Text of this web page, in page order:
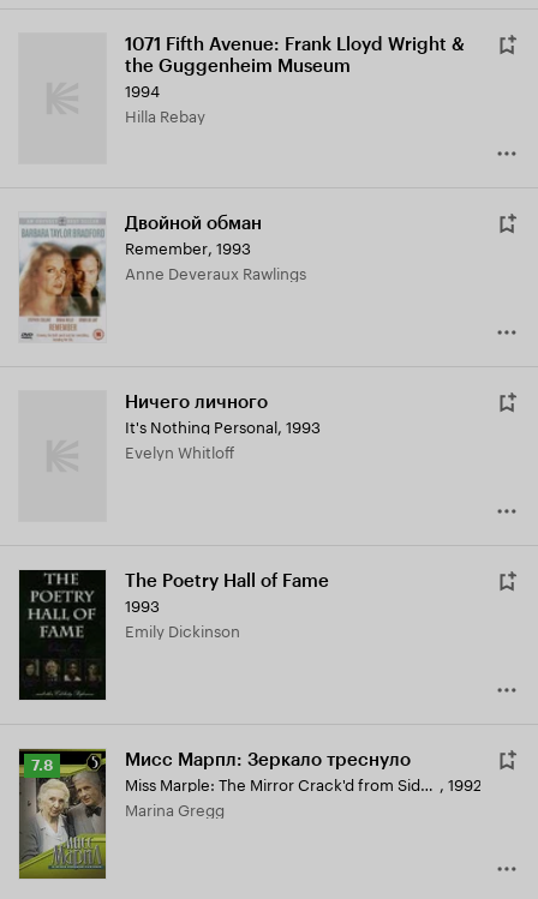
1071 Fifth Avenue: Frank Lloyd Wright &
the Guggenheim Museum
1994
Hilla Rebay
Двойной обман
Remember, 1993
Anne Deveraux Rawlings
Ничего личного
It's Nothing Personal, 1993
Evelyn Whitloff
The Poetry Hall of Fame
1993
Emily Dickinson
Рейтинг
Кинопоиска
7.8
7.8 Мисс Марпл: Зеркало треснуло
Miss Marple: The Mirror Crack'd from Side to Side , 1992
Marina Gregg